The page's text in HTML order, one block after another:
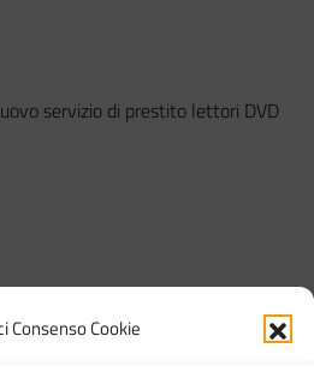
Consenso Cookie
servizio di prestito lettori DVD